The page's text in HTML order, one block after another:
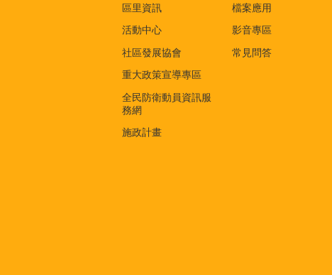
區里資訊
活動中心
社區發展協會
重大政策宣導專區
全民防衛動員資訊服
務網
施政計畫
檔案應用
影音專區
常見問答